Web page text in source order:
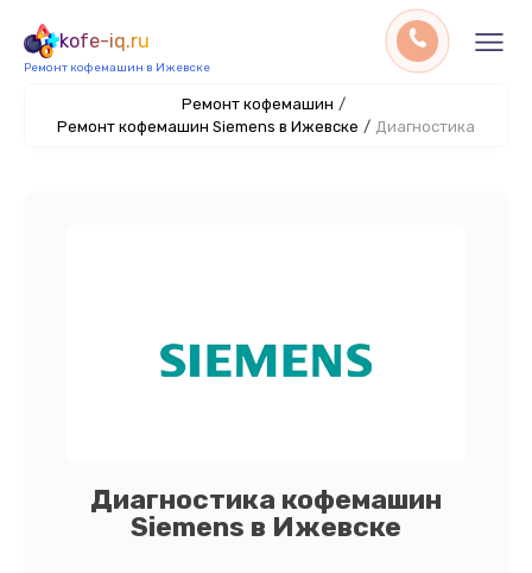
kofe-iq.ru
Ремонт кофемашин в Ижевске
Ремонт кофемашин /
Ремонт кофемашин Siemens в Ижевске / Диагностика
Диагностика кофемашин
Siemens в Ижевске